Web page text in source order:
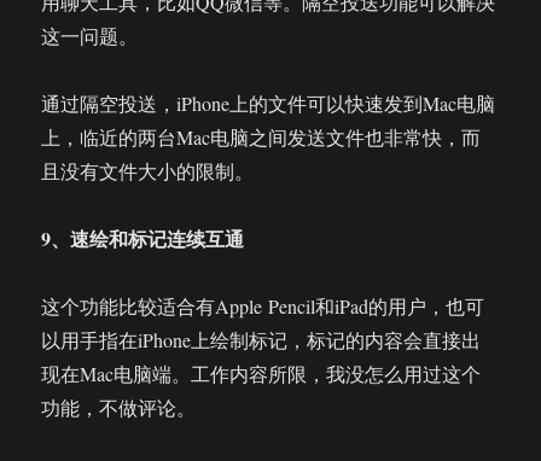
这一问题。
通过隔空投送，iPhone上的文件可以快速发到Mac电脑
上，临近的两台Mac电脑之间发送文件也非常快，而
且没有文件大小的限制。
9、速绘和标记连续互通
这个功能比较适合有Apple Pencil和iPad的用户，也可
以用手指在iPhone上绘制标记，标记的内容会直接出
现在Mac电脑端。工作内容所限，我没怎么用过这个
功能，不做评论。